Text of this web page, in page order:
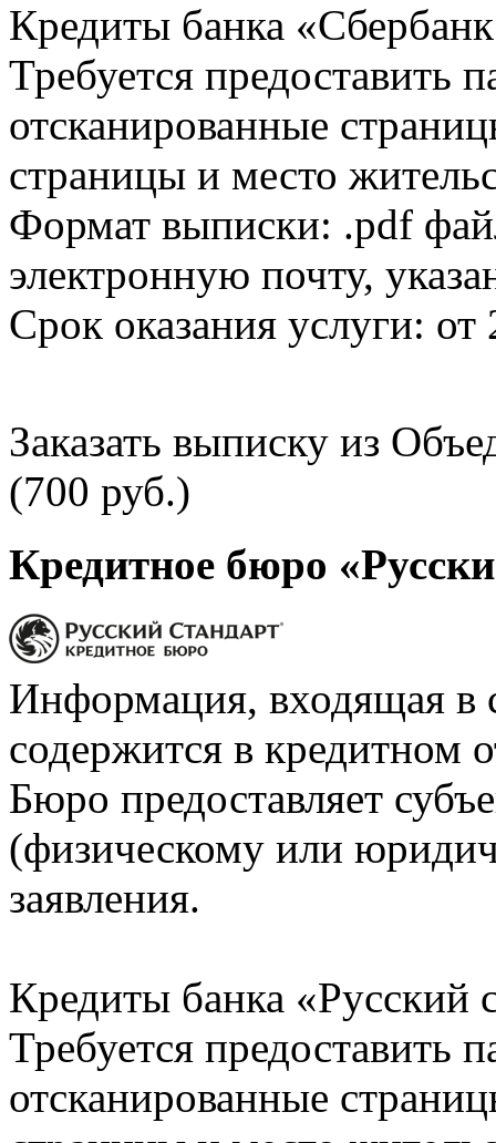
Кредиты банка
Требуется предоставить
отсканированные
страницы и место
Формат выписки: .pdf
электронную почту,
Срок оказания услуги: от
Заказать выписку из
(700 руб.)
Кредитное бюро
Информация, входящая в
содержится в кредитном
Бюро предоставляет
(физическому или
заявления.
Кредиты банка «Русский
Требуется предоставить
отсканированные